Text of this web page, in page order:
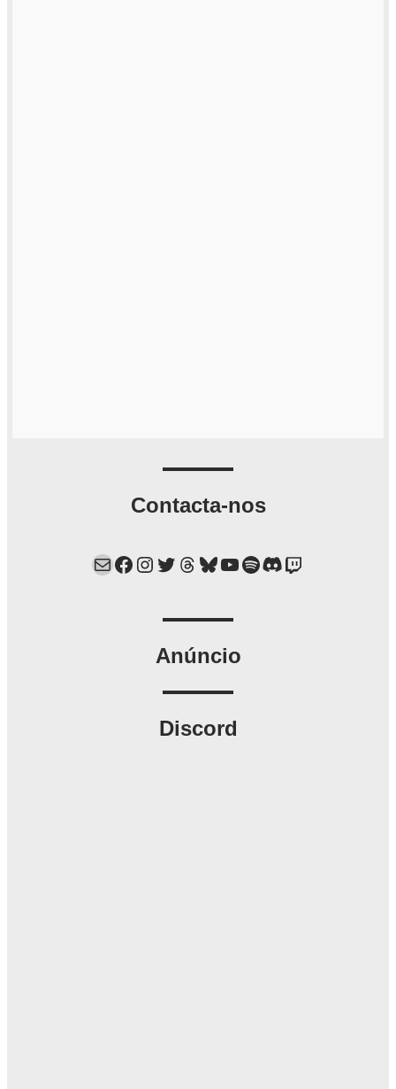
Contacta-nos
Mail Facebook Instagram Twitter Threads Bluesky YouTube Spotify Discord Twitch
Anúncio
Discord